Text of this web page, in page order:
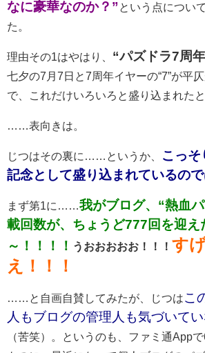
なに豪華なのか？ ”という点につい
た。
理由その1はやはり、 “パズドラ7周
七夕の7月7日と7周年イヤーの“7”が平
で、これだけいろいろと盛り込まれたと
……表向きは。
じつはその裏に……というか、 こっそ
記念として盛り込まれているの
まず第1に……我がブログ、 “熱血
載回数が、ちょうど777 回を迎え
～！！！！ うおおおおお！！！ す
え！！！
……と自画自賛してみたが、じつはこ
人もブログの管理人も気づいて
（苦笑）。というのも、ファミ通App